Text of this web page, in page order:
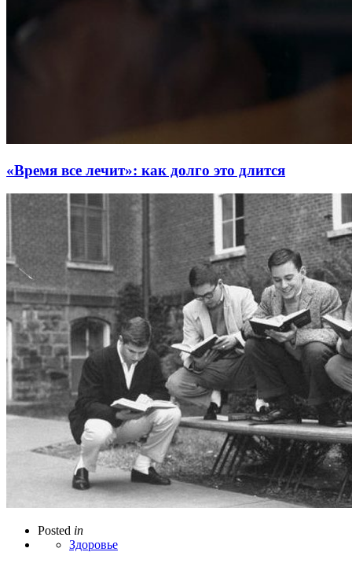
«Время все лечит»: как долго это длится
Posted in
Здоровье